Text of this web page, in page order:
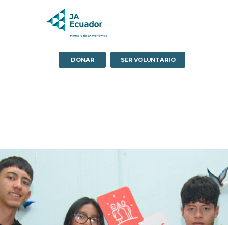
DONAR SER VOLUNTARIO